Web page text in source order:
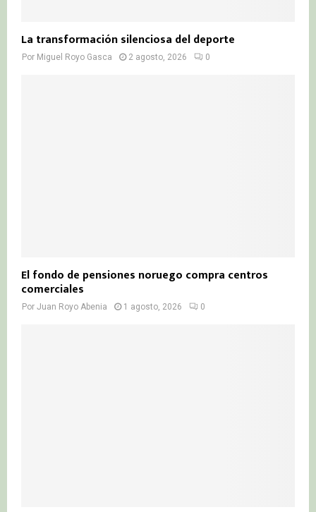
La transformación silenciosa del deporte
Por Miguel Royo Gasca 2 agosto, 2026 0
El fondo de pensiones noruego compra centros
comerciales
Por Juan Royo Abenia 1 agosto, 2026 0